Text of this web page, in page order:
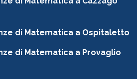
di Matematica a Ospitaletto
di Matematica a Provaglio